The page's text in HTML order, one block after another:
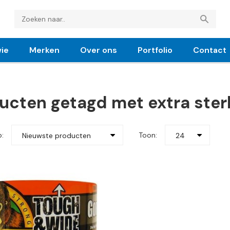
Merken Over ons Portfolio Contact
getagd met extra
Nieuwste producten Toon: 24